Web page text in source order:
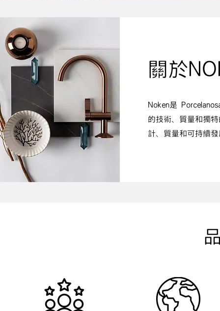
關於
Noken是
的技術、質量和獨
計、質量和可持續